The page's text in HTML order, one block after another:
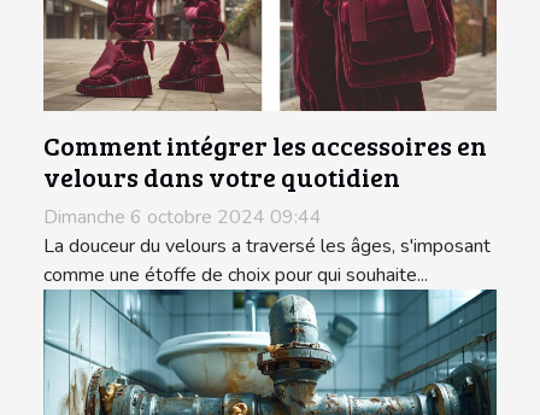
Comment intégrer les accessoires en
velours dans votre quotidien
Dimanche 6 octobre 2024 09:44
La douceur du velours a traversé les âges, s'imposant
comme une étoffe de choix pour qui souhaite...